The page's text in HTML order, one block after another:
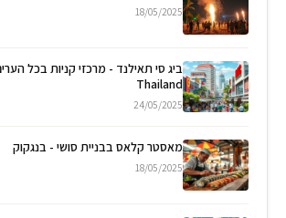
18/05/2025
Thailand
24/05/2025
מאסטר קלאס בבניית סושי - בנגקוק
18/05/2025